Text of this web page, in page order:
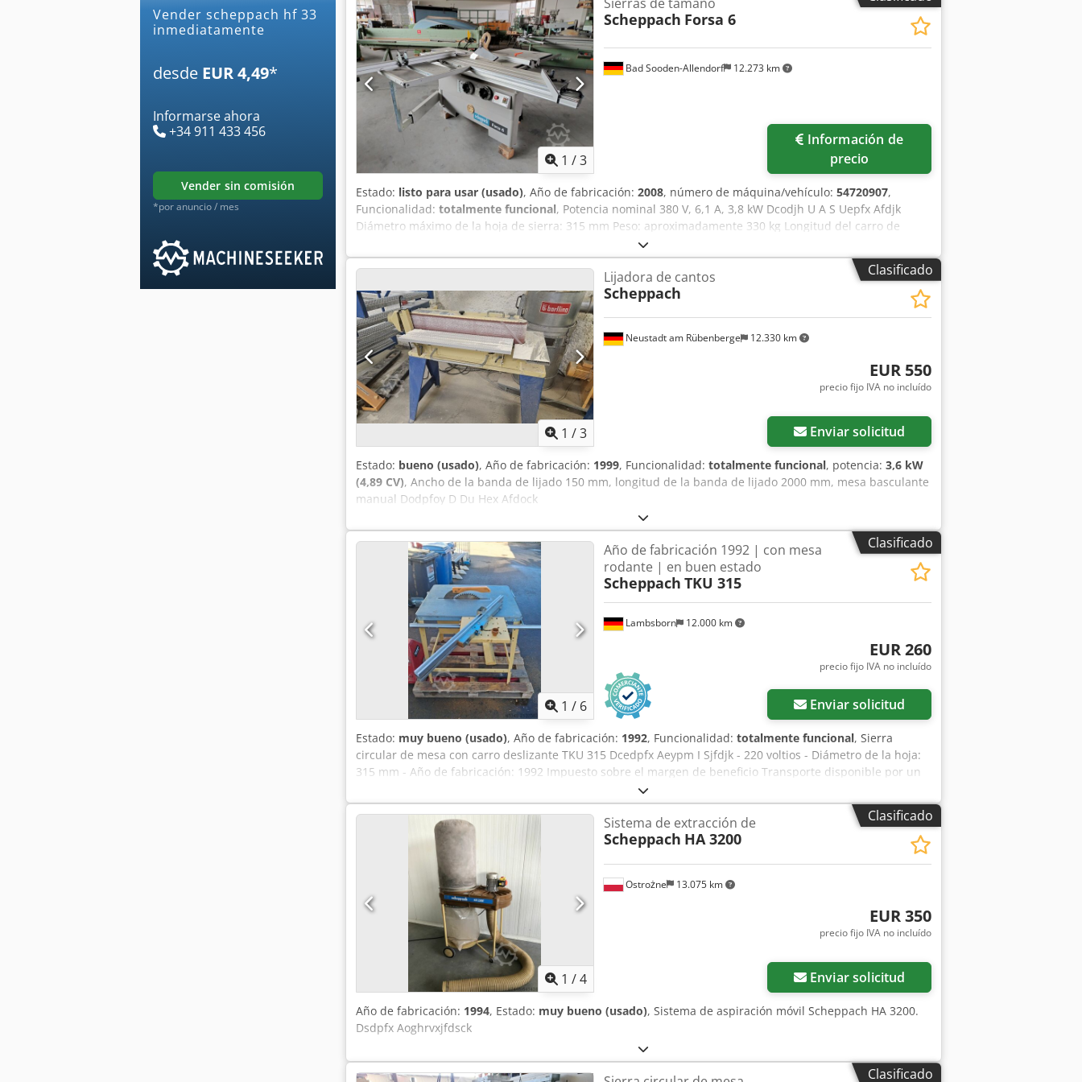
Vender scheppach hf 33
inmediatamente
desde EUR 4,49*
Informarse ahora
+34 911 433 456
vender sin comisión
*por anuncio / mes
1 /3
Bad Sooden-Allendorf 12.273 km
Sierras de tamaño
Scheppach Forsa 6
precio
Estado: listo para usar (usado), Año de fabricación: 2008, número de máquina/vehículo: 54720907,
Funcionalidad: totalmente funcional, Potencia nominal 380 V, 6,1 A, 3,8 kW Dcodjh U A S Uepfx Afdjk
Diámetro máximo de la hoja de sierra: 315 mm Peso: aproximadamente 330 kg Longitud del carro de
corte: 2150 mm Velocidad de giro: 4000 rpm Conexión para extracción de polvo: 100 mm Ancho de corte:
1100 mm Guía angular Guía paralela
Clasificado
1 /3
Neustadt am Rübenberge 12.330 km
Lijadora de cantos
Scheppach
EUR 550
precio fijo IVA no incluído
Enviar solicitud
Estado: bueno (usado), Año de fabricación: 1999, Funcionalidad: totalmente funcional, potencia: 3,6 kW
(4,89 CV), Ancho de la banda de lijado 150 mm, longitud de la banda de lijado 2000 mm, mesa basculante
manual Dodpfoy D Du Hex Afdock
Clasificado
1 / 6
Lambsborn 12.000 km
Año de fabricación 1992 | con mesa
rodante | en buen estado
Scheppach TKU 315
EUR 260
precio fijo IVA no incluído
Enviar solicitud
Estado: muy bueno (usado), Año de fabricación: 1992, Funcionalidad: totalmente funcional, Sierra
circular de mesa con carro deslizante TKU 315 Dcedpfx Aeypm I Sjfdjk - 220 voltios - Diámetro de la hoja:
315 mm - Año de fabricación: 1992 Impuesto sobre el margen de beneficio Transporte disponible por un
coste adicional. Debido a la antigüedad de la máquina usada, la garantía queda excluida en ventas a
clientes comerciales.
Clasificado
1 /4
Ostrożne 13.075 km
Sistema de extracción de
Scheppach HA 3200
EUR 350
precio fijo IVA no incluído
Enviar solicitud
Año de fabricación: 1994, Estado: muy bueno (usado), Sistema de aspiración móvil Scheppach HA 3200.
Dsdpfx Aoghrvxjfdsck
Clasificado